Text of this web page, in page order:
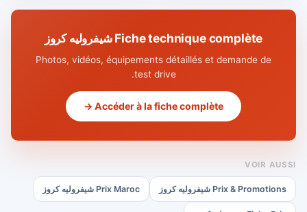
Fiche technique complète شيفروليه كروز
Photos, vidéos, équipements détaillés et demande de
test drive.
Accéder à la fiche complète →
VOIR AUSSI
Prix & Promotions شيفروليه كروز Prix Maroc شيفروليه كروز